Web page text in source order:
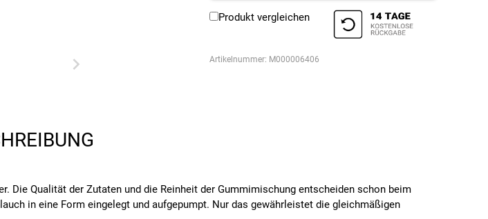
Produkt vergleichen
Artikelnummer: M000006406
Die Qualität der Zutaten und die Reinheit der Gummimischung entscheiden schon beim
in eine Form eingelegt und aufgepumpt. Nur das gewährleistet die gleichmäßigen